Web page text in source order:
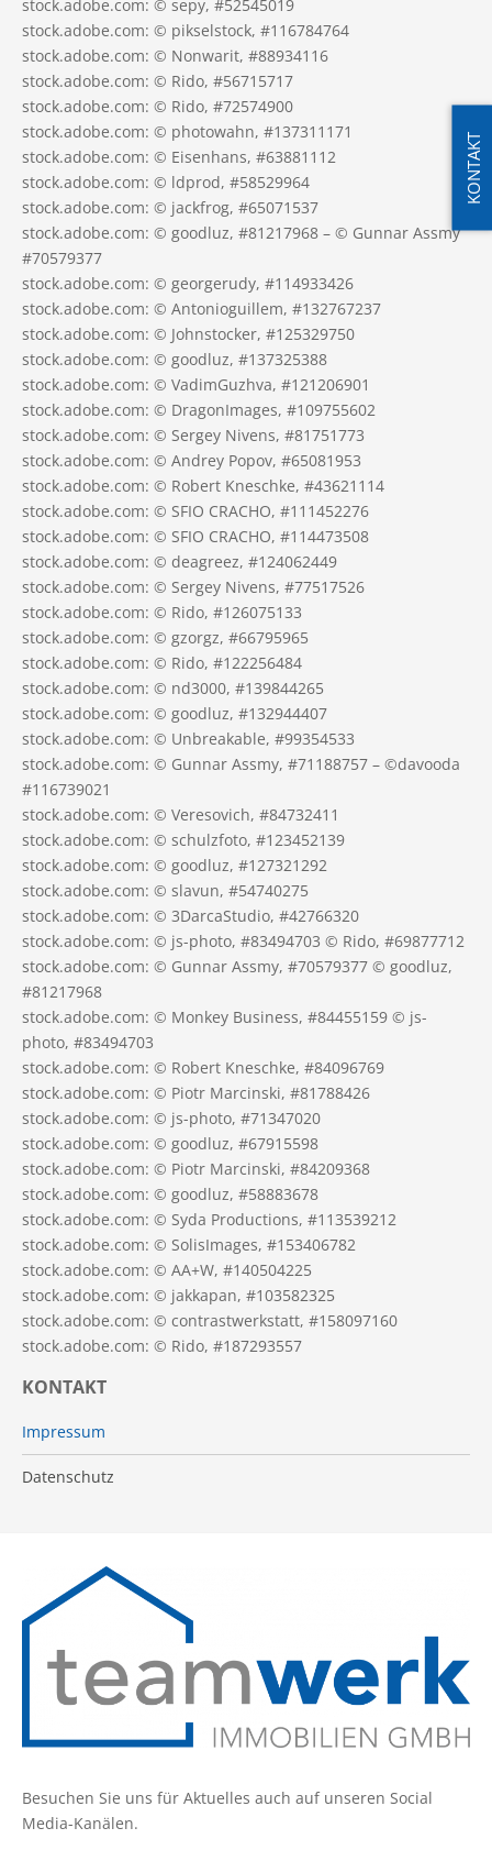
KONTAKT
KONTAKT
Impressum
Datenschutz
stock.adobe.com: © sepy, #52545019
stock.adobe.com: © pikselstock, #116784764
stock.adobe.com: © Nonwarit, #88934116
stock.adobe.com: © Rido, #56715717
stock.adobe.com: © Rido, #72574900
stock.adobe.com: © photowahn, #137311171
stock.adobe.com: © Eisenhans, #63881112
stock.adobe.com: © ldprod, #58529964
stock.adobe.com: © jackfrog, #65071537
stock.adobe.com: © goodluz, #81217968 – © Gunnar Assmy
#70579377
stock.adobe.com: © georgerudy, #114933426
stock.adobe.com: © Antonioguillem, #132767237
stock.adobe.com: © Johnstocker, #125329750
stock.adobe.com: © goodluz, #137325388
stock.adobe.com: © VadimGuzhva, #121206901
stock.adobe.com: © DragonImages, #109755602
stock.adobe.com: © Sergey Nivens, #81751773
stock.adobe.com: © Andrey Popov, #65081953
stock.adobe.com: © Robert Kneschke, #43621114
stock.adobe.com: © SFIO CRACHO, #111452276
stock.adobe.com: © SFIO CRACHO, #114473508
stock.adobe.com: © deagreez, #124062449
stock.adobe.com: © Sergey Nivens, #77517526
stock.adobe.com: © Rido, #126075133
stock.adobe.com: © gzorgz, #66795965
stock.adobe.com: © Rido, #122256484
stock.adobe.com: © nd3000, #139844265
stock.adobe.com: © goodluz, #132944407
stock.adobe.com: © Unbreakable, #99354533
stock.adobe.com: © Gunnar Assmy, #71188757 – ©davooda
#116739021
stock.adobe.com: © Veresovich, #84732411
stock.adobe.com: © schulzfoto, #123452139
stock.adobe.com: © goodluz, #127321292
stock.adobe.com: © slavun, #54740275
stock.adobe.com: © 3DarcaStudio, #42766320
stock.adobe.com: © js-photo, #83494703 © Rido, #69877712
stock.adobe.com: © Gunnar Assmy, #70579377 © goodluz,
#81217968
stock.adobe.com: © Monkey Business, #84455159 © js-
photo, #83494703
stock.adobe.com: © Robert Kneschke, #84096769
stock.adobe.com: © Piotr Marcinski, #81788426
stock.adobe.com: © js-photo, #71347020
stock.adobe.com: © goodluz, #67915598
stock.adobe.com: © Piotr Marcinski, #84209368
stock.adobe.com: © goodluz, #58883678
stock.adobe.com: © Syda Productions, #113539212
stock.adobe.com: © SolisImages, #153406782
stock.adobe.com: © AA+W, #140504225
stock.adobe.com: © jakkapan, #103582325
stock.adobe.com: © contrastwerkstatt, #158097160
stock.adobe.com: © Rido, #187293557
Besuchen Sie uns für Aktuelles auch auf unseren Social
Media-Kanälen.